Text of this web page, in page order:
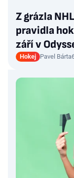
Z grázla
pravidla
září v
Hokej Pavel Bárta